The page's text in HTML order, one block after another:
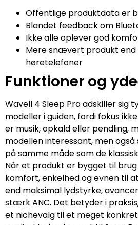
Offentlige produktdata er
Blandet feedback om
Ikke alle oplever god
Mere snævert produkt end
høretelefoner
Funktioner og
Wavell 4 Sleep Pro adskiller sig
modeller i guiden, fordi fokus
er musik, opkald eller pendling,
modellen interessant, men
på samme måde som de
Når et produkt er bygget til brug
komfort, enkelhed og evnen til
end maksimal lydstyrke,
stærk ANC. Det betyder i
et nichevalg til et meget